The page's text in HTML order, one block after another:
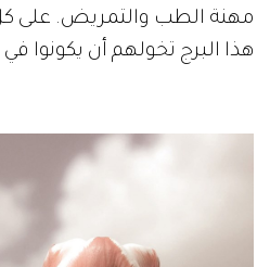
مهنة الطب والتمريض. على
هذا البرج تخولهم أن يكونوا في